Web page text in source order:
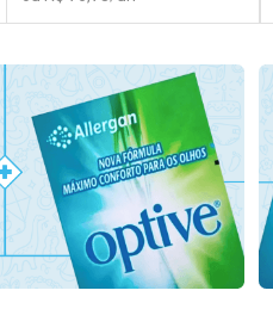
Laboratório
Por Menos